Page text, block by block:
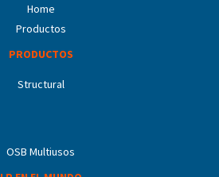
Home
Productos
PRODUCTOS
Structural
OSB Multiusos